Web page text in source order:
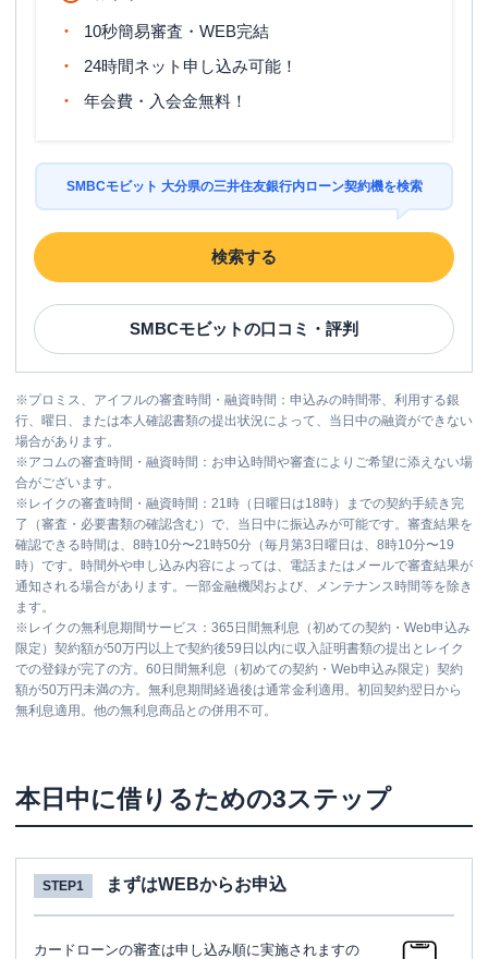
10秒簡易審査・WEB完結
24時間ネット申し込み可能！
年会費・入会金無料！
SMBCモビット 大分県の三井住友銀行内ローン契約機を検索
検索する
SMBCモビットの口コミ・評判
※プロミス、アイフルの審査時間・融資時間：申込みの時間帯、利用する銀
行、曜日、または本人確認書類の提出状況によって、当日中の融資ができない
場合があります。
※アコムの審査時間・融資時間：お申込時間や審査によりご希望に添えない場
合がございます。
※ レイクの審査時間・融資時間：21時（日曜日は18時）までの契約手続き完
了（審査・必要書類の確認含む）で、当日中に振込みが可能です。審査結果を
確認できる時間は、8時10分〜21時50分（毎月第3日曜日は、8時10分〜19
時）です。時間外や申し込み内容によっては、電話またはメールで審査結果が
通知される場合があります。一部金融機関および、メンテナンス時間等を除き
ます。
※ レイクの無利息期間サービス：365日間無利息（初めての契約・Web申込み
限定）契約額が50万円以上で契約後59日以内に収入証明書類の提出とレイク
での登録が完了の方。60日間無利息（初めての契約・Web申込み限定）契約
額が50万円未満の方。無利息期間経過後は通常金利適用。初回契約翌日から
無利息適用。他の無利息商品との併用不可。
本日中に借りるための3ステップ
STEP1 まずはWEBからお申込
カードローンの審査は申し込み順に実施されますの